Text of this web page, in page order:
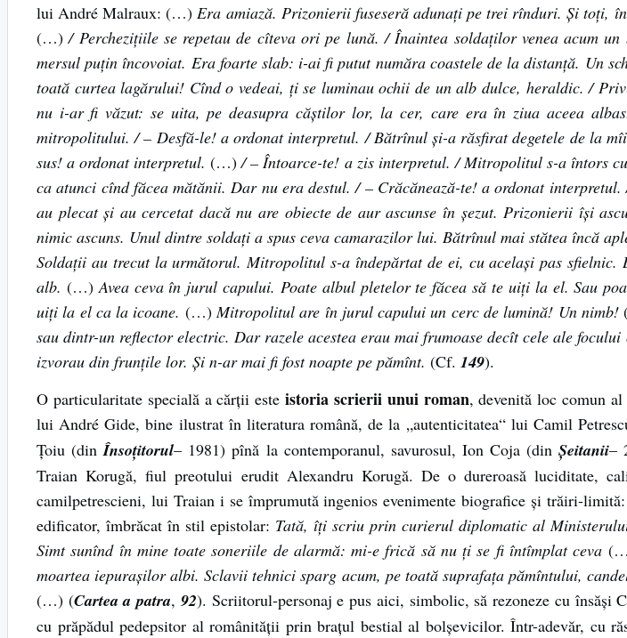
lui André Malraux: (…)Era amiază. Prizonierii fuseseră adunați pe trei rînduri. Și toți,
(…)/ Perchezițiile se repetau de cîteva ori pe lună. / Înaintea soldaților venea acum
mersul puțin încovoiat. Era foarte slab: i-ai fi putut număra coastele de la distanță. Un
toată curtea lagărului! Cînd o vedeai, ți se luminau ochii de un alb dulce, heraldic. /
nu i-ar fi văzut: se uita, pe deasupra căștilor lor, la cer, care era în ziua aceea
mitropolitului. / – Desfă-le! a ordonat interpretul. / Bătrînul și-a răsfirat degetele de la
sus! a ordonat interpretul.(…)/ – Întoarce-te! a zis interpretul. / Mitropolitul s-a întors
ca atunci cînd făcea mătănii. Dar nu era destul. / – Crăcănează-te! a ordonat
au plecat și au cercetat dacă nu are obiecte de aur ascunse în șezut. Prizonierii își
nimic ascuns. Unul dintre soldați a spus ceva camarazilor lui. Bătrînul mai stătea încă
Soldații au trecut la următorul. Mitropolitul s-a îndepărtat de ei, cu același pas
alb. (…)Avea ceva în jurul capului. Poate albul pletelor te făcea să te uiți la el. Sau
uiți la el ca la icoane. (…)Mitropolitul are în jurul capului un cerc de lumină! Un nimb!
sau dintr-un reflector electric. Dar razele acestea erau mai frumoase decît cele ale
izvorau din frunțile lor. Și n-ar mai fi fost noapte pe pămînt. (Cf. 149).
O particularitate specială a cărții esteistoria scrierii unui roman, devenită loc comun
lui André Gide, bine ilustrat în literatura română, de la „autenticitatea“ lui Camil
Țoiu (dinÎnsoțitorul– 1981) pînă la contemporanul, savurosul, Ion Coja (dinȘeitanii–
Traian Korugă, fiul preotului erudit Alexandru Korugă. De o dureroasă luciditate,
camilpetrescieni, lui Traian i se împrumută ingenios evenimente biografice și trăiri-
edificator, îmbrăcat în stil epistolar: Tată, îți scriu prin curierul diplomatic al
Simt sunînd în mine toate soneriile de alarmă: mi-e frică să nu ți se fi întîmplat ceva
moartea iepurașilor albi. Sclavii tehnici sparg acum, pe toată suprafața pămîntului,
(…) (Cartea a patra, 92). Scriitorul-personaj e pus aici, simbolic, să rezoneze cu însăși
cu prăpădul pedepsitor al românității prin brațul bestial al bolșevicilor. Într-adevăr, cu